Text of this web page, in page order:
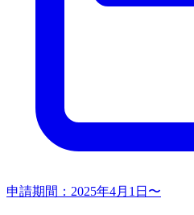
申請期間： 2025年4月1日〜